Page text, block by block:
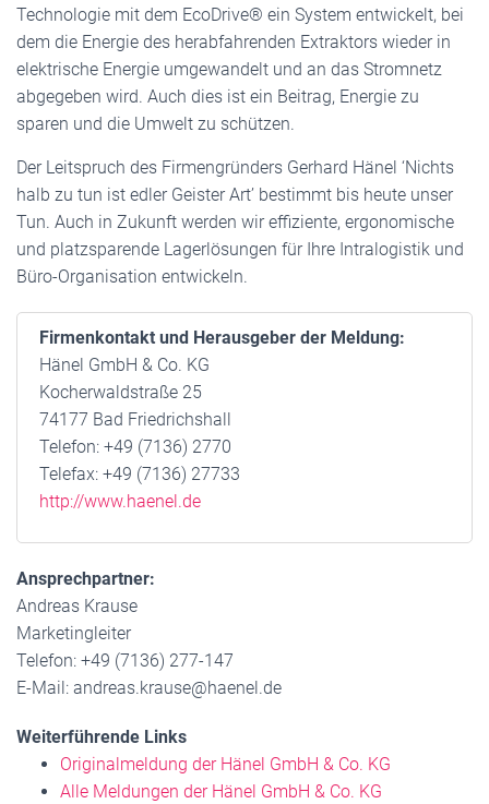
Technologie mit dem EcoDrive® ein System entwickelt, bei
dem die Energie des herabfahrenden Extraktors wieder in
elektrische Energie umgewandelt und an das Stromnetz
abgegeben wird. Auch dies ist ein Beitrag, Energie zu
sparen und die Umwelt zu schützen.
Der Leitspruch des Firmengründers Gerhard Hänel ‘Nichts
halb zu tun ist edler Geister Art’ bestimmt bis heute unser
Tun. Auch in Zukunft werden wir effiziente, ergonomische
und platzsparende Lagerlösungen für Ihre Intralogistik und
Büro-Organisation entwickeln.
Firmenkontakt und Herausgeber der Meldung:
Hänel GmbH & Co. KG
Kocherwaldstraße 25
74177 Bad Friedrichshall
Telefon: +49 (7136) 2770
Telefax: +49 (7136) 27733
http://www.haenel.de
Ansprechpartner:
Andreas Krause
Marketingleiter
Telefon: +49 (7136) 277-147
E-Mail: andreas.krause@haenel.de
Weiterführende Links
Originalmeldung der Hänel GmbH & Co. KG
Alle Meldungen der Hänel GmbH & Co. KG